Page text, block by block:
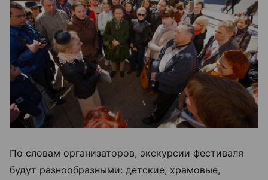
По словам организаторов, экскурсии фестиваля
будут разнообразными: детские, храмовые,